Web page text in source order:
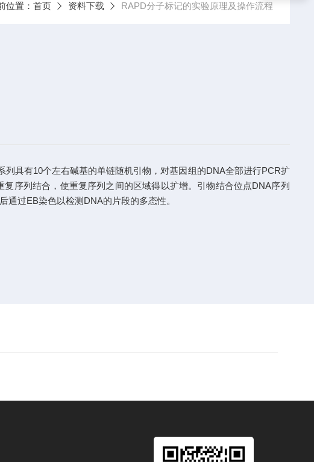
位置： 首页 资料下载 RAPD分子标记的实验原理及操作流程
具有10个左右碱基的单链随机引物，对基因组的DNA全部进行PCR扩
序列结合，使重复序列之间的区域得以扩增。引物结合位点DNA序列
过EB染色以检测DNA的片段的多态性。